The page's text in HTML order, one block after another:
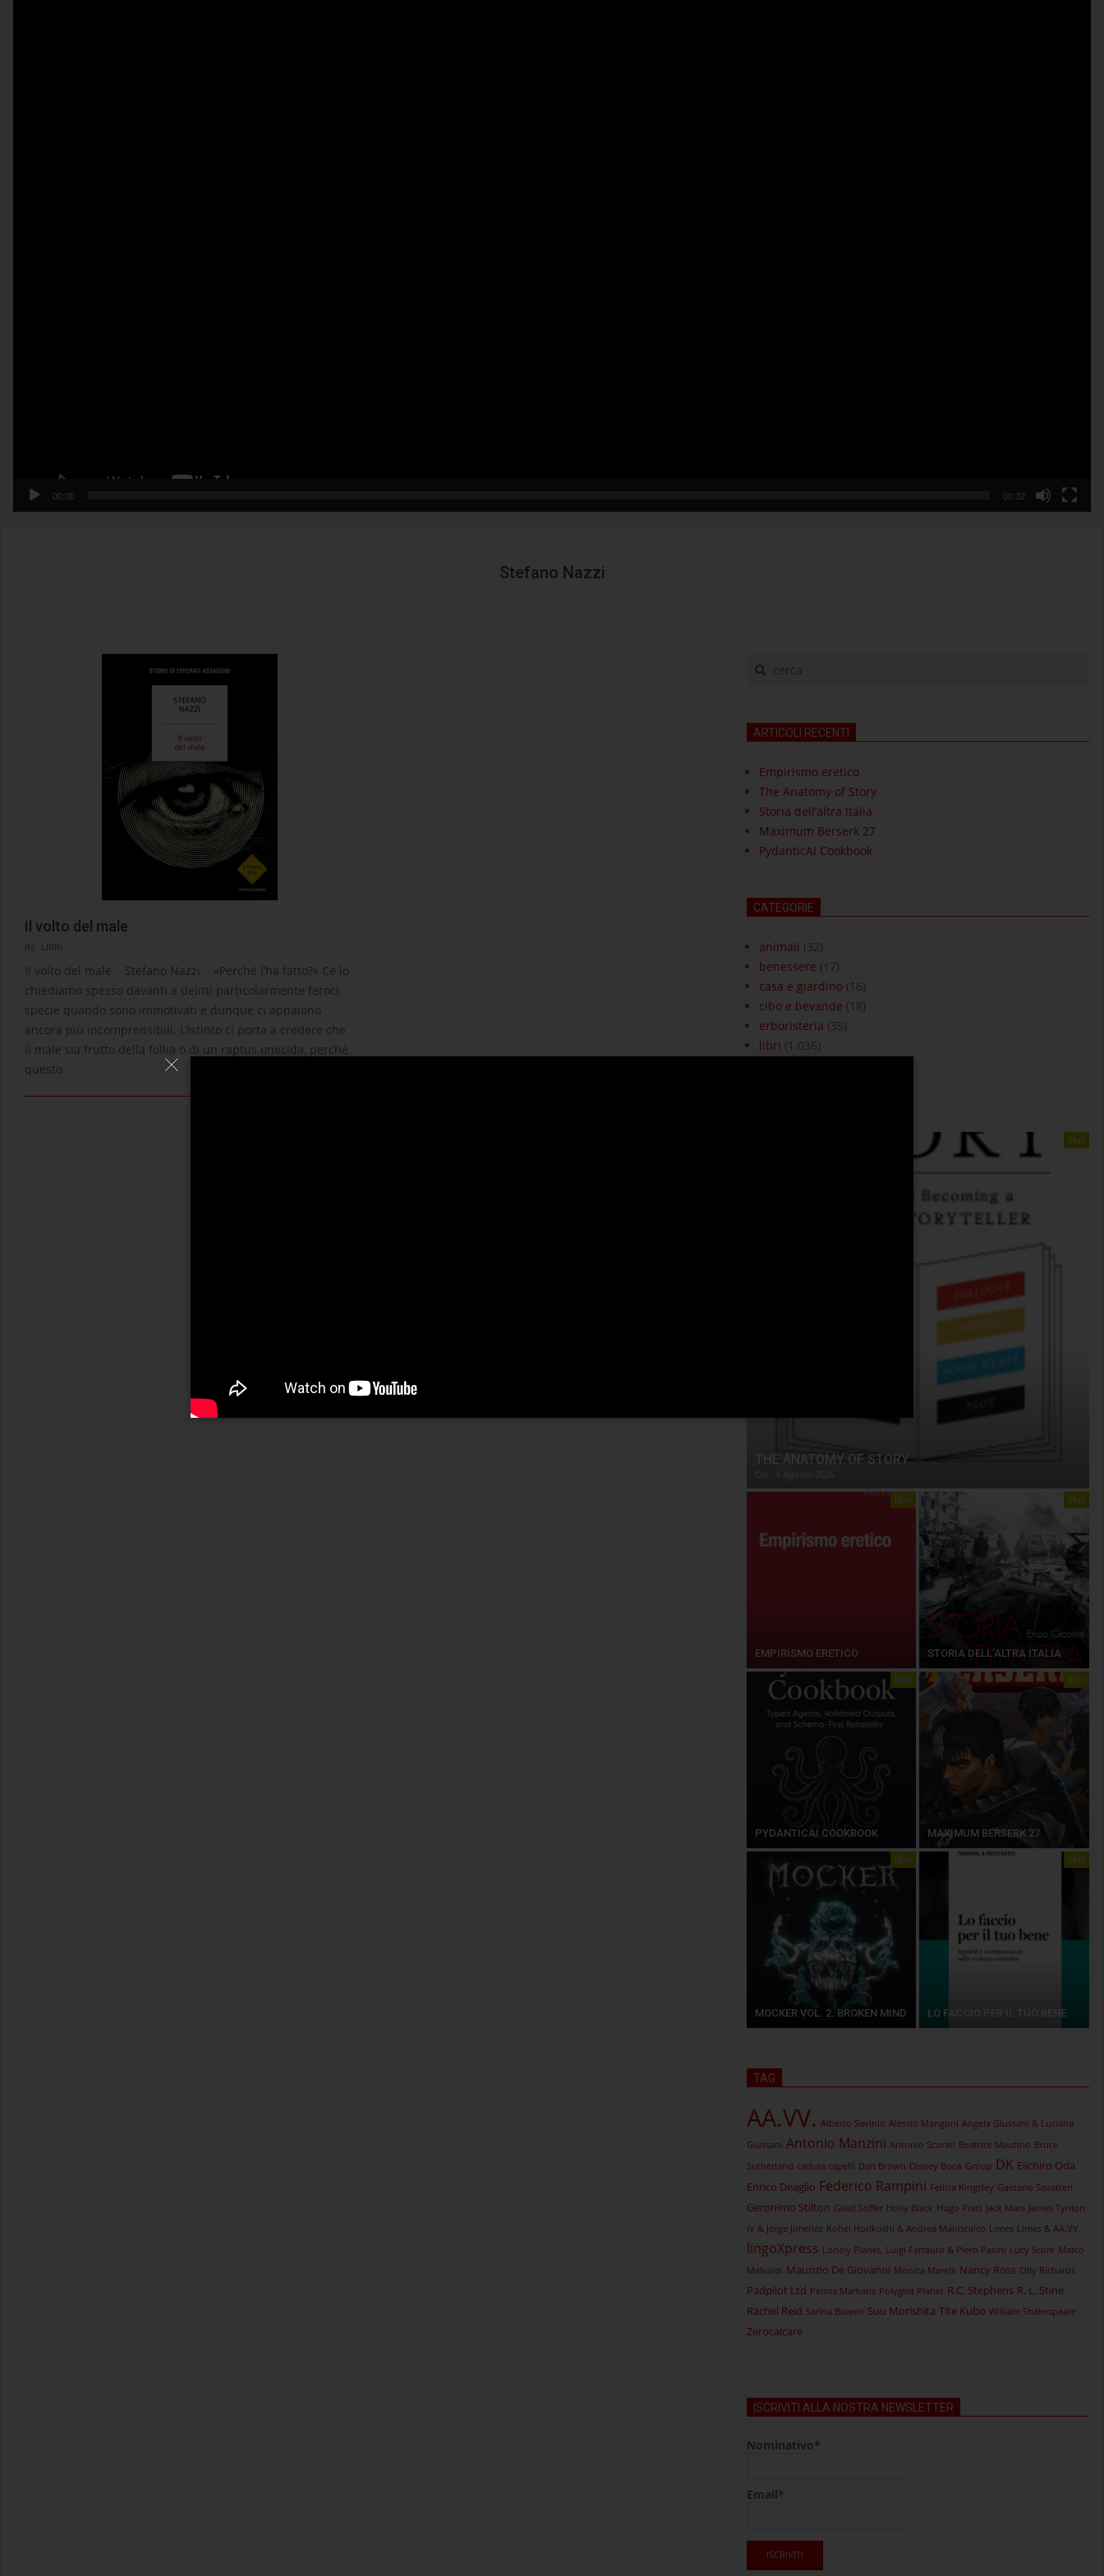
00:00 00:32
Stefano Nazzi
Il volto del male
2023-
05-
11
IN: LIBRI
Il volto del male Stefano Nazzi «Perché l’ha fatto?» Ce lo
chiediamo spesso davanti a delitti particolarmente feroci,
specie quando sono immotivati e dunque ci appaiono
ancora più incomprensibili. L’istinto ci porta a credere che
il male sia frutto della follia o di un raptus omicida, perché
questo
cerca
ARTICOLI RECENTI
Empirismo eretico
The Anatomy of Story
Storia dell’altra Italia
Maximum Berserk 27
PydanticAI Cookbook
CATEGORIE
animali (32)
benessere (17)
casa e giardino(16)
cibo e bevande (18)
erboristeria (35)
libri (1.036)
libri
THE ANATOMY OF STORY
libri
EMPIRISMO ERETICO
libri
STORIA DELL’ALTRA ITALIA
libri
PYDANTICAI COOKBOOK
libri
MAXIMUM BERSERK 27
libri
MOCKER VOL. 2. BROKEN MIND
libri
LO FACCIO PER IL TUO BENE
TAG
AA.VV. Alberto Savinio Alessio Mangoni Angela Giussani & Luciana
Giussani Antonio Manzini Antonio Scurati Beatrice Mautino Bruce
Sutherland caduta capelli Dan Brown Disney Book Group DK Eiichiro Oda
Enrico Deaglio Federico Rampini Felicia Kingsley Gaetano Savatteri
Geronimo Stilton Gilad Soffer Holly Black Hugo Pratt Jack Mars James Tynion
IV & Jorge Jimenez Kohei Horikoshi & Andrea Maniscalco Limes Limes & AA.VV.
lingoXpress Lonely Planet, Luigi Farrauto & Piero Pasini Lucy Score Marco
Malvaldi Maurizio De Giovanni Monica Marelli Nancy Ross Olly Richards
Padpilot Ltd Petros Markaris Polyglot Planet R.C. Stephens R. L. Stine
Rachel Reid Sarina Bowen Suu Morishita Tite Kubo William Shakespeare
Zerocalcare
ISCRIVITI ALLA NOSTRA NEWSLETTER
Nominativo*
Email*